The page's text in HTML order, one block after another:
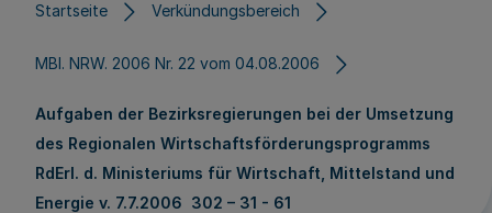
Startseite Verkündungsbereich
MBl. NRW. 2006 Nr. 22 vom 04.08.2006
Aufgaben der Bezirksregierungen bei der Umsetzung
des Regionalen Wirtschaftsförderungsprogramms
RdErl. d. Ministeriums für Wirtschaft, Mittelstand und
Energie v. 7.7.2006 302 – 31 - 61